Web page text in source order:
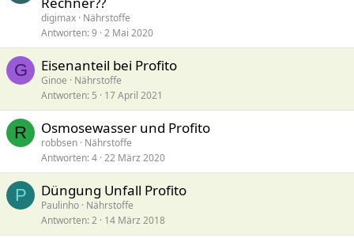
digimax Nährstoffe
Antworten 9 2 Mai 2020
G Eisenanteil bei Profito
Ginoe
Nährstoffe
Antworten 5 17 April 2021
R Osmosewasser und Profito
robbsen Nährstoffe
Antworten 4 22 März 2020
P Düngung Unfall Profito
Paulinho Nährstoffe
Antworten 2 14 März 2018